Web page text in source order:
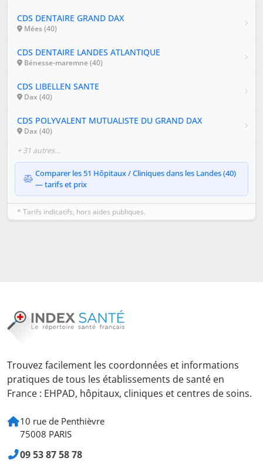
CDS DENTAIRE GRAND DAX
Mées (40)
CDS DENTAIRE LANDES ATLANTIQUE
Bénesse-maremne (40)
CDS LIBELLEN SANTE
Dax (40)
CDS POLYVALENT MUTUALISTE DU GRAND DAX
Dax (40)
+ 31 autres…
Comparer les 51 Hôpitaux / Cliniques dans les Landes (40)
— tarifs et prix
* Tarifs indicatifs, hors aides publiques.
Trouvez facilement les coordonnées et informations
pratiques de tous les établissements de santé en
France : EHPAD, hôpitaux, cliniques et centres de soins.
10 rue de Penthièvre
75008 PARIS
09 53 87 58 78